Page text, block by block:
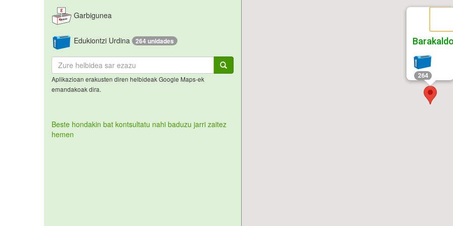
Garbigunea
Edukiontzi Urdina 264 unidades
Aplikazioan erakusten diren helbideak Google Maps-ek
emandakoak dira.
Beste hondakin bat kontsultatu nahi baduzu jarri zaitez
hemen
264